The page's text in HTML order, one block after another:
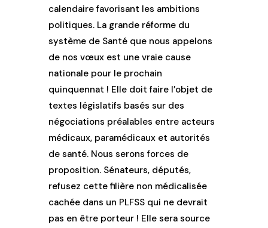
calendaire favorisant les ambitions
politiques. La grande réforme du
système de Santé que nous appelons
de nos vœux est une vraie cause
nationale pour le prochain
quinquennat ! Elle doit faire l’objet de
textes législatifs basés sur des
négociations préalables entre acteurs
médicaux, paramédicaux et autorités
de santé. Nous serons forces de
proposition. Sénateurs, députés,
refusez cette filière non médicalisée
cachée dans un PLFSS qui ne devrait
pas en être porteur ! Elle sera source